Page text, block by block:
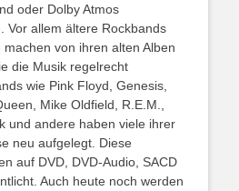
oder Dolby Atmos
Vor allem ältere Rockbands
von ihren alten Alben
die Musik regelrecht
wie Pink Floyd, Genesis,
Mike Oldfield, R.E.M.,
und andere haben viele ihrer
neu aufgelegt. Diese
auf DVD, DVD-Audio, SACD
Auch heute noch werden